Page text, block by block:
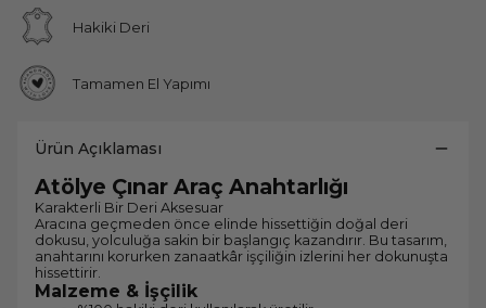
Hakiki Deri
Tamamen El Yapımı
Ürün Açıklaması
Atölye Çınar Araç Anahtarlığı
Karakterli Bir Deri Aksesuar
Aracına geçmeden önce elinde hissettiğin doğal deri
dokusu, yolculuğa sakin bir başlangıç kazandırır. Bu tasarım,
anahtarını korurken zanaatkâr işçiliğin izlerini her dokunuşta
hissettirir.
Malzeme & İşçilik